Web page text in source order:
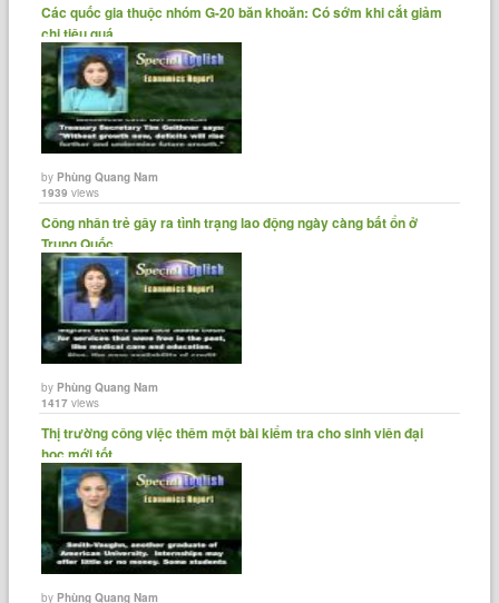
Các quốc gia thuộc nhóm G-20 băn khoăn: Có sớm khi cắt giảm
chi tiêu quá......
byPhùng Quang Nam
1939 views
Công nhân trẻ gây ra tình trạng lao động ngày càng bất ổn ở
Trung Quốc.
byPhùng Quang Nam
1417 views
Thị trường công việc thêm một bài kiểm tra cho sinh viên đại
học mới tốt......
byPhùng Quang Nam